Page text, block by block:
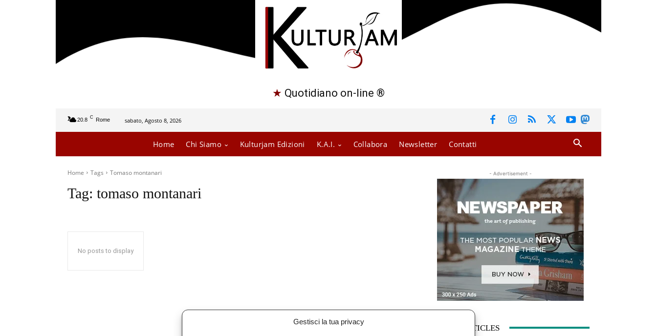
Gestisci la tua privacy
★ Quotidiano on-line ®
20.8 C Rome sabato, Agosto 8, 2026
Home Chi Siamo Kulturjam Edizioni K.A.I. Collabora Newsletter Contatti
Home Tags Tomaso montanari
Tag: tomaso montanari
No posts to display
- Advertisement -
LATEST ARTICLES